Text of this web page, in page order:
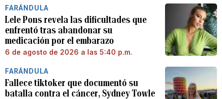
FARÁNDULA
Lele Pons revela las dificultades que
enfrentó tras abandonar su
medicación por el embarazo
6 de agosto de 2026 a las 5:40 p.m.
FARÁNDULA
Fallece tiktoker que documentó su
batalla contra el cáncer, Sydney Towle